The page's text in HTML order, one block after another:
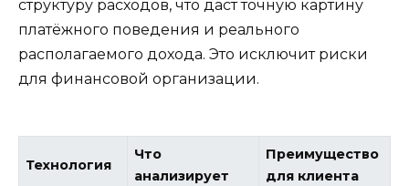
структуру расходов, что даст точную картину
платёжного поведения и реального
располагаемого дохода. Это исключит риски
для финансовой организации.
Технология
Что
анализирует
Преимущество
для клиента